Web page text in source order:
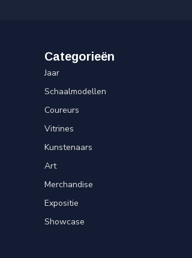
Categorieën
Jaar
Schaalmodellen
Coureurs
Vitrines
Kunstenaars
Art
Merchandise
Expositie
Showcase